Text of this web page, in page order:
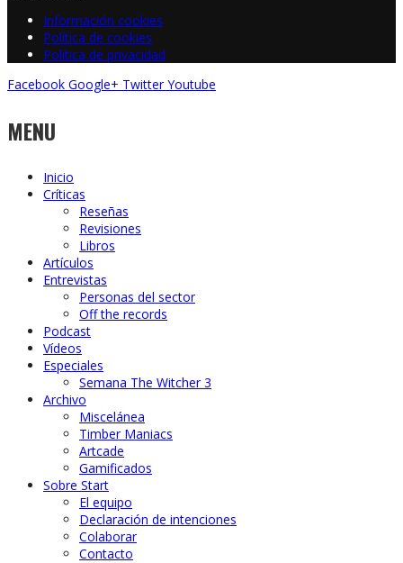
Información cookies
Política de cookies
Política de privacidad
Facebook Google+ Twitter Youtube
MENU
Inicio
Críticas
Reseñas
Revisiones
Libros
Artículos
Entrevistas
Personas del sector
Off the records
Podcast
Vídeos
Especiales
Semana The Witcher 3
Archivo
Miscelánea
Timber Maniacs
Artcade
Gamificados
Sobre Start
El equipo
Declaración de intenciones
Colaborar
Contacto